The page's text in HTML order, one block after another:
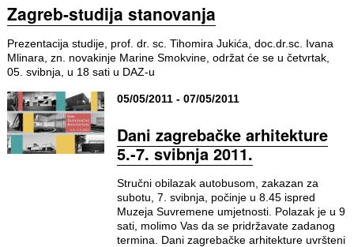
Zagreb-studija stanovanja
Prezentacija studije, prof. dr. sc. Tihomira Jukića, doc.dr.sc. Ivana
Mlinara, zn. novakinje Marine Smokvine, održat će se u četvrtak,
05. svibnja, u 18 sati u DAZ-u
05/05/2011 - 07/05/2011
Dani zagrebačke arhitekture
5.-7. svibnja 2011.
Stručni obilazak autobusom, zakazan za
subotu, 7. svibnja, počinje u 8.45 ispred
Muzeja Suvremene umjetnosti. Polazak je u 9
sati, molimo Vas da se pridržavate zadanog
termina. Dani zagrebačke arhitekture uvršteni